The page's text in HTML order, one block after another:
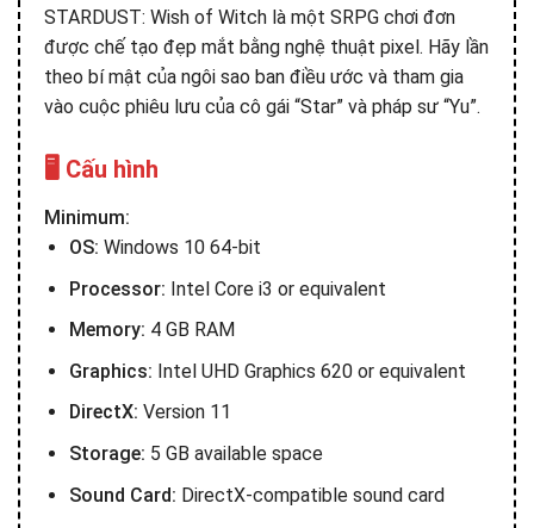
STARDUST: Wish of Witch là một SRPG chơi đơn
được chế tạo đẹp mắt bằng nghệ thuật pixel. Hãy lần
theo bí mật của ngôi sao ban điều ước và tham gia
vào cuộc phiêu lưu của cô gái “Star” và pháp sư “Yu”.
🖥️ Cấu hình
Minimum:
OS: Windows 10 64-bit
Processor: Intel Core i3 or equivalent
Memory: 4 GB RAM
Graphics: Intel UHD Graphics 620 or equivalent
DirectX: Version 11
Storage: 5 GB available space
Sound Card: DirectX-compatible sound card